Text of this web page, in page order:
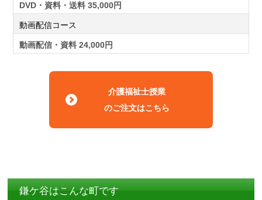
DVD・資料・送料 35,000円
動画配信コース
動画配信・資料 24,000円
介護福祉士授業
のご注文はこちら
鎌ケ谷はこんな町です